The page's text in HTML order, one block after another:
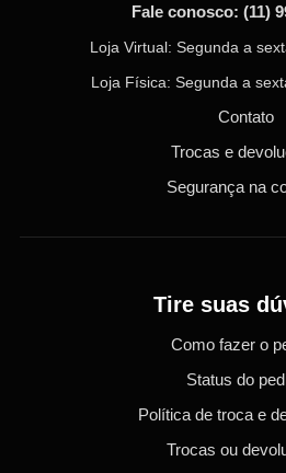
Fale conosco: (11)
Loja Virtual: Segunda a
Loja Física: Segunda a
Contato
Trocas e
Segurança na
Tire suas
Como fazer o
Status do
Política de troca e
Trocas ou